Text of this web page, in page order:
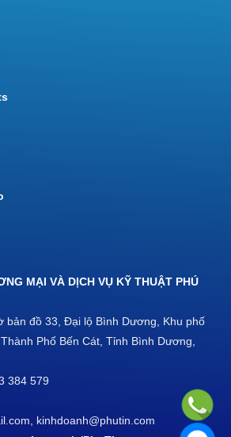
MẠI VÀ DỊCH VỤ KỸ THUẬT PHÚ
bản đồ 33, Đại lộ Bình Dương, Khu phố
Phố Bến Cát, Tỉnh Bình Dương,
384 579
kinhdoanh@phutin.com